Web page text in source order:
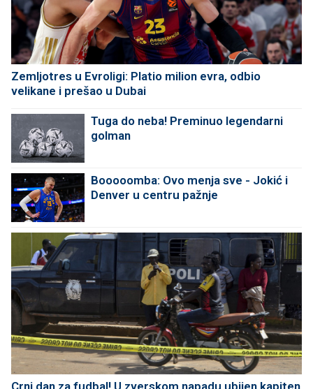
Zemljotres u Evroligi: Platio milion evra, odbio
velikane i prešao u Dubai
Tuga do neba! Preminuo legendarni
golman
Booooomba: Ovo menja sve - Jokić i
Denver u centru pažnje
Crni dan za fudbal! U zverskom napadu ubijen kapiten